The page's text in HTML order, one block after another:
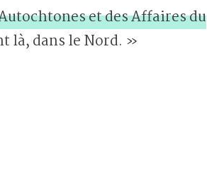
et des Affaires du
là, dans le Nord. »